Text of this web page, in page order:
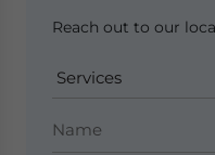
Reach out to our